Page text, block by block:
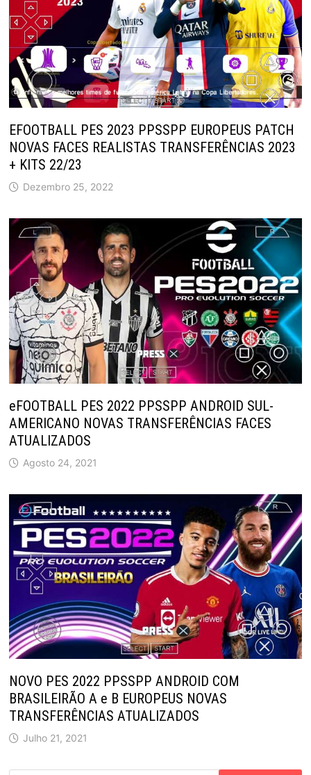
EFOOTBALL PES 2023 PPSSPP EUROPEUS PATCH
NOVAS FACES REALISTAS TRANSFERÊNCIAS 2023
+ KITS 22/23
Dezembro 25, 2022
eFOOTBALL PES 2022 PPSSPP ANDROID SUL-
AMERICANO NOVAS TRANSFERÊNCIAS FACES
ATUALIZADOS
Agosto 24, 2021
NOVO PES 2022 PPSSPP ANDROID COM
BRASILEIRÃO A e B EUROPEUS NOVAS
TRANSFERÊNCIAS ATUALIZADOS
Julho 21, 2021